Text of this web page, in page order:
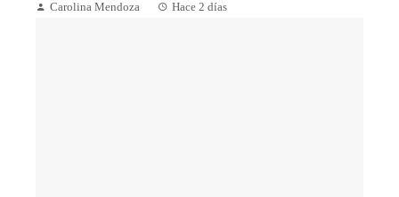
Carolina Mendoza Hace 2 días